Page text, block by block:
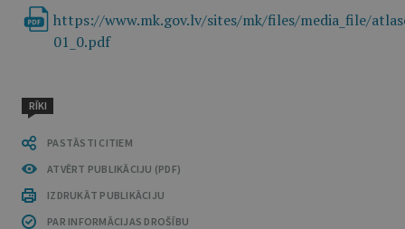
https://www.mk.gov.lv/sites/mk/files/media_file/
01_0.pdf
RĪKI
PASTĀSTI CITIEM
ATVĒRT PUBLIKĀCIJU (PDF)
IZDRUKĀT PUBLIKĀCIJU
PAR INFORMĀCIJAS DROŠĪBU